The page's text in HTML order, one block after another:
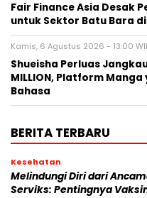
Fair Finance Asia Desak
untuk Sektor Batu Bara di
Kamis, 6 Agustus 2026 - 13:00
Shueisha Perluas
MILLION, Platform
Bahasa
BERITA TERBARU
Kesehatan
Melindungi Diri dari
Serviks: Pentingnya